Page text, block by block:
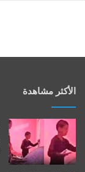
الأكثر مشاهدة